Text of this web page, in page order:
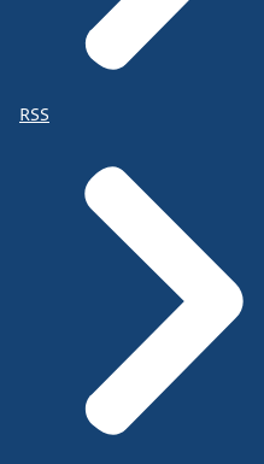
RSS